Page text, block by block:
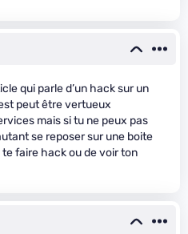
qui parle d’un hack sur un
peut être vertueux
mais si tu ne peux pas
se reposer sur une boite
faire hack ou de voir ton